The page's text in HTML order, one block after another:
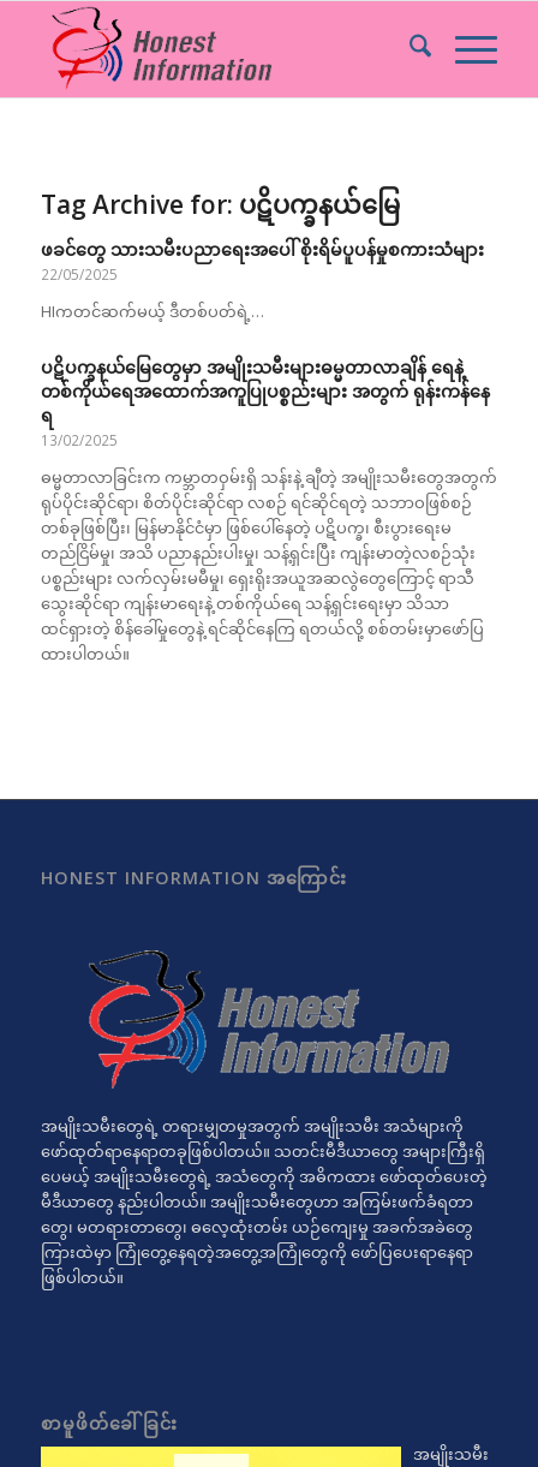
Tag Archive for: ပဋိပက္ခနယ်မြေ
ဖခင်တွေ သားသမီးပညာရေးအပေါ် စိုးရိမ်ပူပန်မှုစကားသံများ
22/05/2025
HIကတင်ဆက်မယ့် ဒီတစ်ပတ်ရဲ့…
ပဋိပက္ခနယ်မြေတွေမှာ အမျိုးသမီးများဓမ္မတာလာချိန် ရေနဲ့
တစ်ကိုယ်ရေအထောက်အကူပြုပစ္စည်းများ အတွက် ရုန်းကန်နေ
ရ
13/02/2025
ဓမ္မတာလာခြင်းက ကမ္ဘာတဝှမ်းရှိ သန်းနဲ့ ချီတဲ့ အမျိုးသမီးတွေအတွက်
ရုပ်ပိုင်းဆိုင်ရာ၊ စိတ်ပိုင်းဆိုင်ရာ လစဉ် ရင်ဆိုင်ရတဲ့ သဘာဝဖြစ်စဉ်
တစ်ခုဖြစ်ပြီး၊ မြန်မာနိုင်ငံမှာ ဖြစ်ပေါ်နေတဲ့ ပဋိပက္ခ၊ စီးပွားရေးမ
တည်ငြိမ်မှု၊ အသိ ပညာနည်းပါးမှု၊ သန့်ရှင်းပြီး ကျန်းမာတဲ့လစဉ်သုံး
ပစ္စည်းများ လက်လှမ်းမမီမှု၊ ရှေးရိုးအယူအဆလွဲတွေကြောင့် ရာသီ
သွေးဆိုင်ရာ ကျန်းမာရေးနဲ့ တစ်ကိုယ်ရေ သန့်ရှင်းရေးမှာ သိသာ
ထင်ရှားတဲ့ စိန်ခေါ်မှုတွေနဲ့ ရင်ဆိုင်နေကြ ရတယ်လို့ စစ်တမ်းမှာဖော်ပြ
ထားပါတယ်။
HONEST INFORMATION အကြောင်း
အမျိုးသမီးတွေရဲ့ တရားမျှတမှုအတွက် အမျိုးသမီး အသံများကို
ဖော်ထုတ်ရာနေရာတခုဖြစ်ပါတယ်။ သတင်းမီဒီယာတွေ အများကြီးရှိ
ပေမယ့် အမျိုးသမီးတွေရဲ့ အသံတွေကို အဓိကထား ဖော်ထုတ်ပေးတဲ့
မီဒီယာတွေ နည်းပါတယ်။ အမျိုးသမီးတွေဟာ အကြမ်းဖက်ခံရတာ
တွေ၊ မတရားတာတွေ၊ ဓလေ့ထုံးတမ်း ယဉ်ကျေးမှု အခက်အခဲတွေ
ကြားထဲမှာ ကြုံတွေ့နေရတဲ့အတွေ့အကြုံတွေကို ဖော်ပြပေးရာနေရာ
ဖြစ်ပါတယ်။
စာမူဖိတ်ခေါ်ခြင်း
အမျိုးသမီး